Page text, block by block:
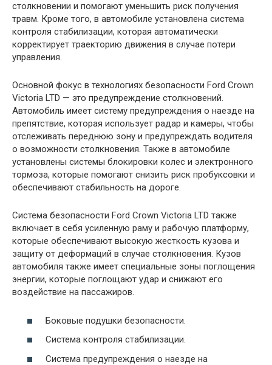
столкновении и помогают уменьшить риск получения
травм. Кроме того, в автомобиле установлена система
контроля стабилизации, которая автоматически
корректирует траекторию движения в случае потери
управления.
Основной фокус в технологиях безопасности Ford Crown
Victoria LTD — это предупреждение столкновений.
Автомобиль имеет систему предупреждения о наезде на
препятствие, которая использует радар и камеры, чтобы
отслеживать переднюю зону и предупреждать водителя
о возможности столкновения. Также в автомобиле
установлены системы блокировки колес и электронного
тормоза, которые помогают снизить риск пробуксовки и
обеспечивают стабильность на дороге.
Система безопасности Ford Crown Victoria LTD также
включает в себя усиленную раму и рабочую платформу,
которые обеспечивают высокую жесткость кузова и
защиту от деформаций в случае столкновения. Кузов
автомобиля также имеет специальные зоны поглощения
энергии, которые поглощают удар и снижают его
воздействие на пассажиров.
Боковые подушки безопасности.
Система контроля стабилизации.
Система предупреждения о наезде на